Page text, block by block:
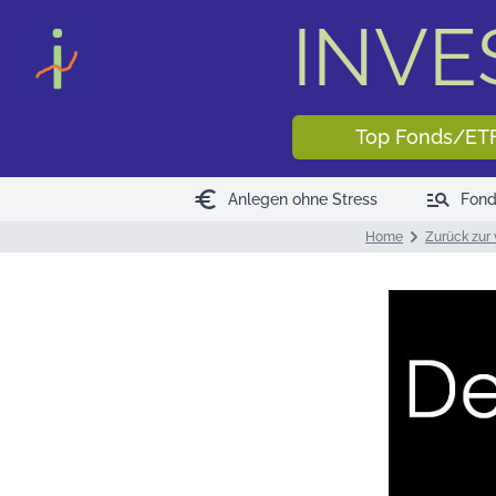
Top Fonds/
euro Anlegen ohne Stress manage_search
Home Zurück zur